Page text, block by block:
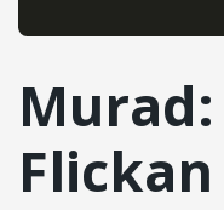
Flickan